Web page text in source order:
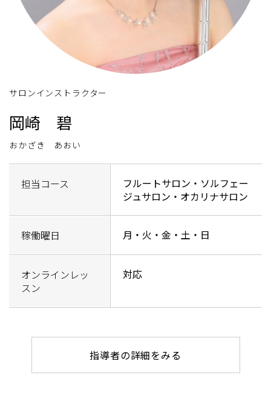
サロンインストラクター
岡崎 碧
おかざき あおい
担当コース
フルートサロン・ソルフェー
ジュサロン・オカリナサロン
稼働曜日 月・火・金・土・日
オンラインレッ
スン
対応
指導者の詳細をみる